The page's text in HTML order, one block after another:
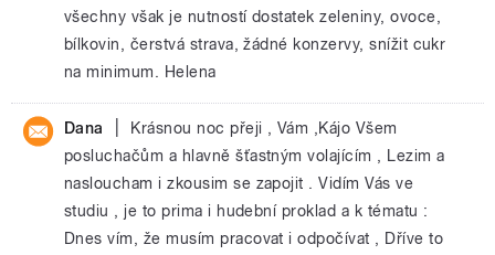
všechny však je nutností dostatek zeleniny, ovoce,
bílkovin, čerstvá strava, žádné konzervy, snížit cukr
na minimum. Helena
Dana
Krásnou noc přeji , Vám ,Kájo Všem
posluchačům a hlavně šťastným volajícím , Lezim a
nasloucham i zkousim se zapojit . Vidím Vás ve
studiu , je to prima i hudební proklad a k tématu :
Dnes vím, že musím pracovat i odpočívat , Dříve to